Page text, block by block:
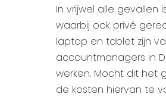
In vrijwel alle gevallen
waarbij ook privé
laptop en tablet zijn
accountmanagers in
werken. Mocht dit het
de kosten hiervan te